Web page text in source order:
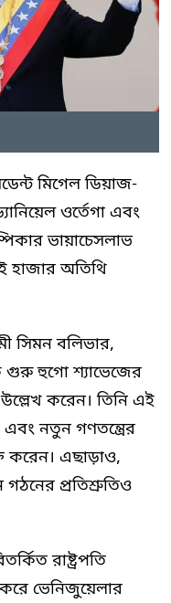
মিগেল ডিয়াজ-
ওর্তেগা এবং
ভায়াচেসলাভ
হাজার অতিথি
সিমন বলিভার,
হুগো শ্যাভেজের
করেন। তিনি এই
এবং নতুন গণতন্ত্রের
করেন। এছাড়াও,
প্রতিশ্রুতিও
রাষ্ট্রপতি
ভেনিজুয়েলার